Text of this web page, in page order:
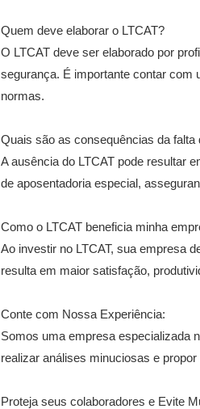
Quem deve elaborar o LTCAT?
O LTCAT deve ser elaborado por
segurança. É importante contar com
normas.
Quais são as consequências da falta
A ausência do LTCAT pode resultar
de aposentadoria especial,
Como o LTCAT beneficia minha
Ao investir no LTCAT, sua empresa
resulta em maior satisfação,
Conte com Nossa Experiência:
Somos uma empresa especializada
realizar análises minuciosas e
Proteja seus colaboradores e Evite